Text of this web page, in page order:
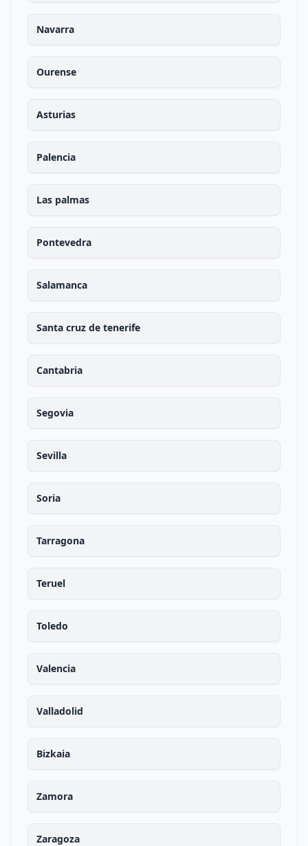
Navarra
Ourense
Asturias
Palencia
Las palmas
Pontevedra
Salamanca
Santa cruz de tenerife
Cantabria
Segovia
Sevilla
Soria
Tarragona
Teruel
Toledo
Valencia
Valladolid
Bizkaia
Zamora
Zaragoza